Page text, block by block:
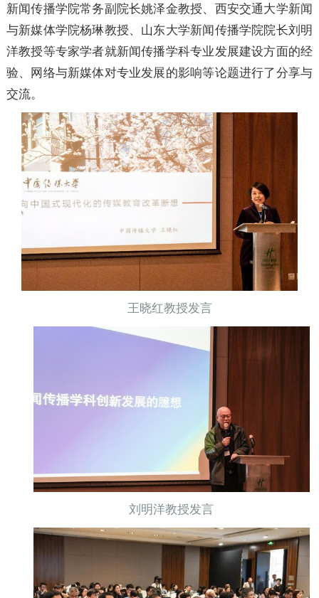
新闻传播学院常务副院长姚泽金教授、西安交通大学新闻
与新媒体学院杨琳教授、山东大学新闻传播学院院长刘明
洋教授等专家学者就新闻传播学科专业发展建设方面的经
验、网络与新媒体对专业发展的影响等论题进行了分享与
交流。
王晓红教授发言
刘明洋教授发言